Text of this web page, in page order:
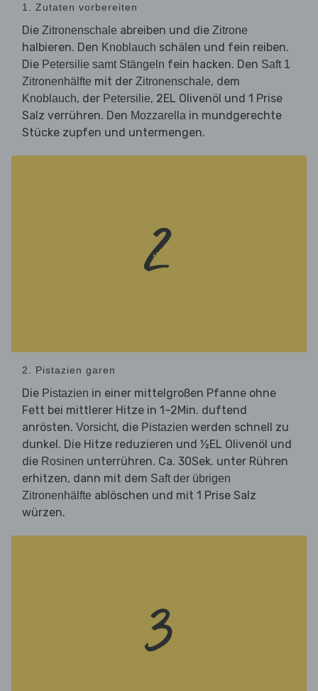
1. Zutaten vorbereiten
Die Zitronenschale abreiben und die Zitrone
halbieren. Den Knoblauch schälen und fein reiben.
Die Petersilie samt Stängeln fein hacken. Den Saft 1
Zitronenhälfte mit der Zitronenschale, dem
Knoblauch, der Petersilie, 2EL Olivenöl und 1 Prise
Salz verrühren. Den Mozzarella in mundgerechte
Stücke zupfen und untermengen.
2. Pistazien garen
Die Pistazien in einer mittelgroßen Pfanne ohne
Fett bei mittlerer Hitze in 1–2Min. duftend
anrösten. Vorsicht, die Pistazien werden schnell zu
dunkel. Die Hitze reduzieren und ½EL Olivenöl und
die Rosinen unterrühren. Ca. 30Sek. unter Rühren
erhitzen, dann mit dem Saft der übrigen
Zitronenhälfte ablöschen und mit 1 Prise Salz
würzen.